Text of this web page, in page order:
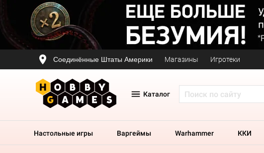
Соединённые Штаты Америки Магазины Игротеки
Каталог
Настольные игры Варгеймы Warhammer ККИ